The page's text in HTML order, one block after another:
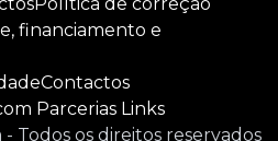
financiamento e
Contactos
Parcerias Links
- Todos os direitos reservados